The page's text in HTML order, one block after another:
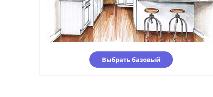
Выбрать базовый